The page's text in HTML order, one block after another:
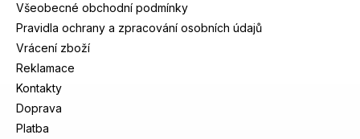
Všeobecné obchodní podmínky
Pravidla ochrany a zpracování osobních údajů
Vrácení zboží
Reklamace
Kontakty
Doprava
Platba